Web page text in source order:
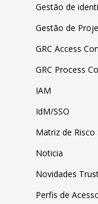
Gestão de
Gestão de
GRC Access
GRC Process
IAM
IdM/SSO
Matriz de Risco
Noticia
Novidades
Perfis de